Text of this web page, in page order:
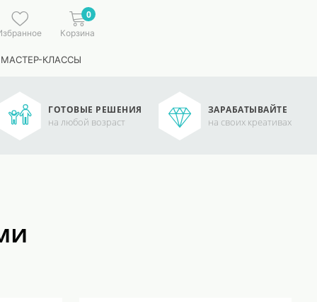
0
Корзина
КЛАССЫ
ГОТОВЫЕ РЕШЕНИЯ
на любой возраст
ЗАРАБАТЫВАЙТЕ
на своих креативах